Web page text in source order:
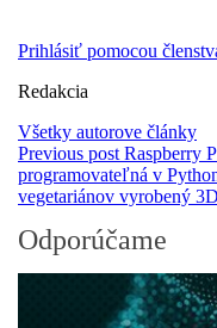
Prihlásiť pomocou
Redakcia
Všetky autorove články
Previous post Raspberry
programovateľná v
vegetariánov vyrobený
Odporúčame